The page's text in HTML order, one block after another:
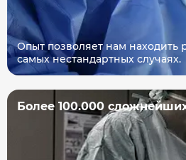
Опыт позволяет нам находить
самых нестандартных случаях.
Более 100.000